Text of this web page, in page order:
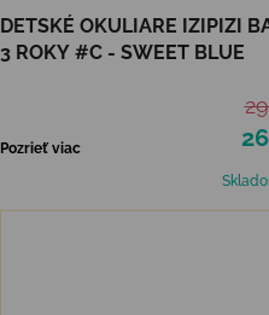
DETSKÉ OKULIARE IZIPIZI
3 ROKY #C - SWEET BLUE
Pozrieť viac